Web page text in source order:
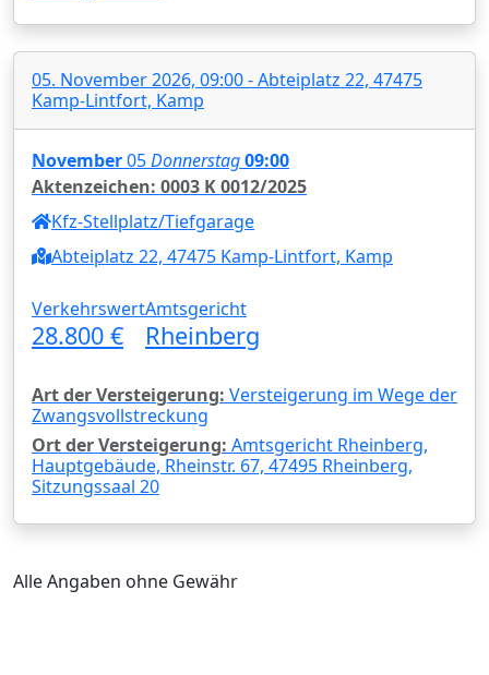
05. November 2026, 09:00 - Abteiplatz 22, 47475
Kamp-Lintfort, Kamp
November05Donnerstag09:00
Aktenzeichen: 0003 K 0012/2025
Kfz-Stellplatz/Tiefgarage
Abteiplatz 22, 47475 Kamp-Lintfort, Kamp
Verkehrswert
28.800 €
Amtsgericht
Rheinberg
Art der Versteigerung: Versteigerung im Wege der
Zwangsvollstreckung
Ort der Versteigerung: Amtsgericht Rheinberg,
Hauptgebäude, Rheinstr. 67, 47495 Rheinberg,
Sitzungssaal 20
Alle Angaben ohne Gewähr